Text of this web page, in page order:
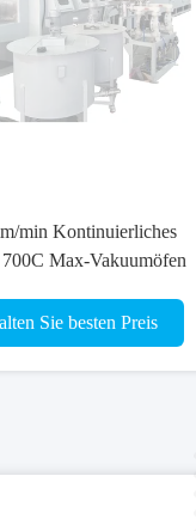
min Kontinuierliches
Max-Vakuumöfen
Sie besten Preis